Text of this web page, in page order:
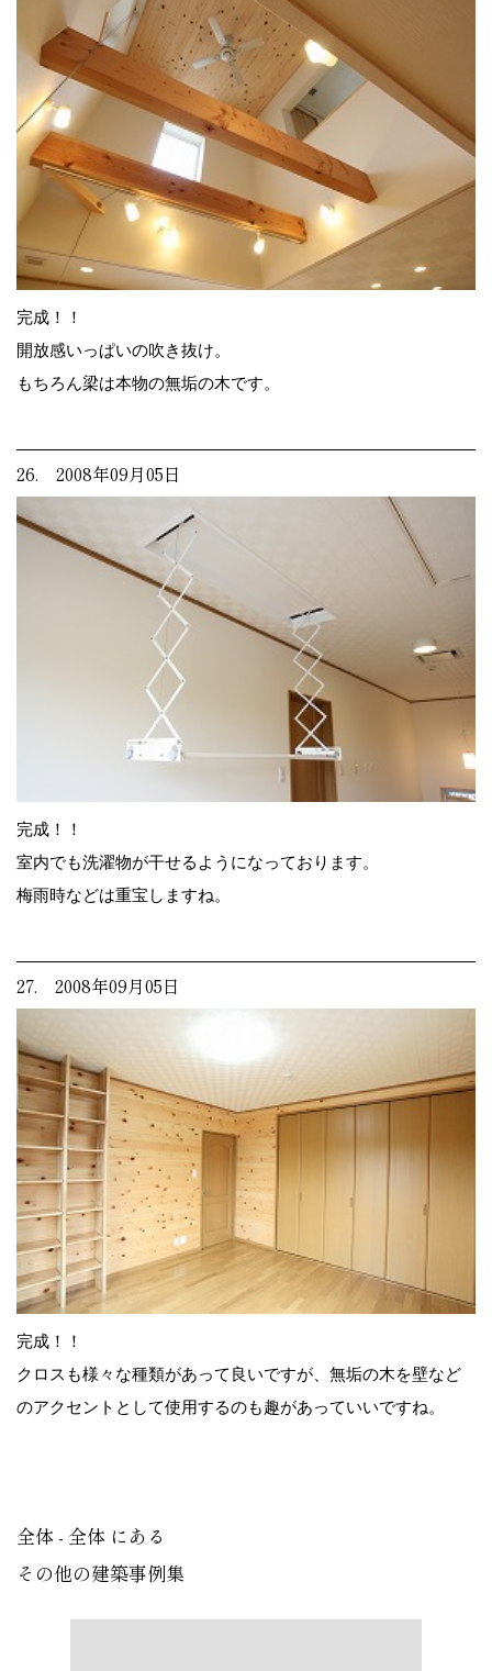
完成！！
開放感いっぱいの吹き抜け。
もちろん梁は本物の無垢の木です。
26. 2008年09月05日
完成！！
室内でも洗濯物が干せるようになっております。
梅雨時などは重宝しますね。
27. 2008年09月05日
完成！！
クロスも様々な種類があって良いですが、無垢の木を壁など
のアクセントとして使用するのも趣があっていいですね。
全体 - 全体 にある
その他の建築事例集